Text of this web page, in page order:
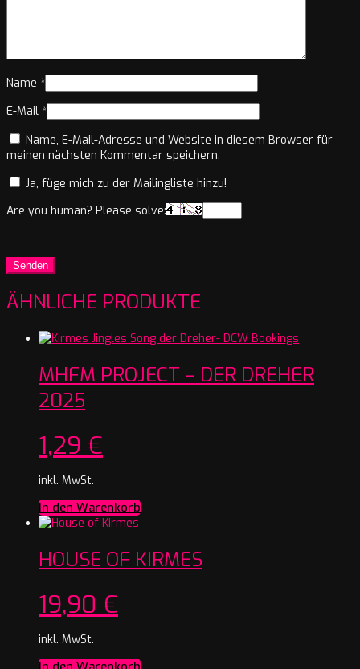
Name *
E-Mail *
Name, E-Mail-Adresse und Website in diesem Browser für
meinen nächsten Kommentar speichern.
Ja, füge mich zu der Mailingliste hinzu!
Are you human? Please solve:
ÄHNLICHE PRODUKTE
MHFM PROJECT – DER DREHER
2025
1,29 €
inkl. MwSt.
In den Warenkorb
HOUSE OF KIRMES
19,90 €
inkl. MwSt.